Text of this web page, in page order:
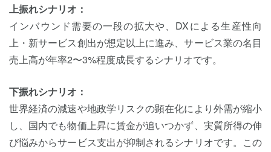
上振れシナリオ：
インバウンド需要の一段の拡大や、DXによる生産性向
上・新サービス創出が想定以上に進み、サービス業の名目
売上高が年率2〜3%程度成長するシナリオです。
下振れシナリオ：
世界経済の減速や地政学リスクの顕在化により外需が縮小
し、国内でも物価上昇に賃金が追いつかず、実質所得の伸
び悩みからサービス支出が抑制されるシナリオです。この